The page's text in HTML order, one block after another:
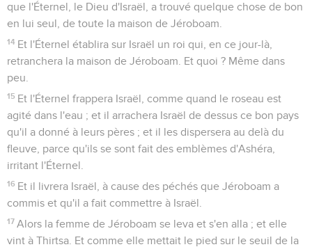
que l'Éternel, le Dieu d'Israël, a trouvé quelque chose de bon
en lui seul, de toute la maison de Jéroboam.
14 Et l'Éternel établira sur Israël un roi qui, en ce jour-là,
retranchera la maison de Jéroboam. Et quoi ? Même dans
peu.
15 Et l'Éternel frappera Israël, comme quand le roseau est
agité dans l'eau ; et il arrachera Israël de dessus ce bon pays
qu'il a donné à leurs pères ; et il les dispersera au delà du
fleuve, parce qu'ils se sont fait des emblèmes d'Ashéra,
irritant l'Éternel.
16 Et il livrera Israël, à cause des péchés que Jéroboam a
commis et qu'il a fait commettre à Israël.
17 Alors la femme de Jéroboam se leva et s'en alla ; et elle
vint à Thirtsa. Et comme elle mettait le pied sur le seuil de la